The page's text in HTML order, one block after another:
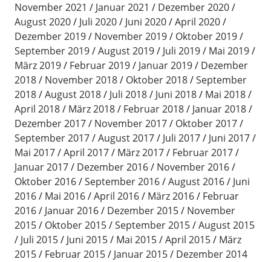
November 2021 Januar 2021
Dezember 2020
August 2020
Juli 2020 Juni 2020
April 2020
Dezember 2019
November 2019
Oktober 2019
September 2019
August 2019 Juli 2019
Mai 2019
März 2019
Februar 2019 Januar 2019
Dezember
2018
November 2018 Oktober 2018
September
2018
August 2018 Juli 2018 Juni 2018
Mai 2018
April 2018
März 2018 Februar 2018
Januar 2018
Dezember 2017
November 2017
Oktober 2017
September 2017
August 2017 Juli 2017
Juni 2017
Mai 2017
April 2017 März 2017
Februar 2017
Januar 2017
Dezember 2016
November 2016
Oktober 2016
September 2016 August 2016
Juni
2016
Mai 2016 April 2016 März 2016
Februar
2016
Januar 2016 Dezember 2015
November
2015
Oktober 2015 September 2015
August 2015
Juli 2015
Juni 2015 Mai 2015 April 2015
März
2015
Februar 2015 Januar 2015 Dezember 2014